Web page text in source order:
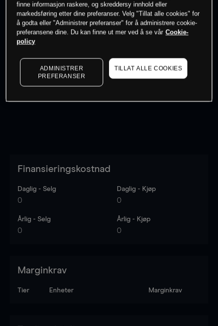
Søk om konto
Log in
Finansieringskostnad
Daglig - Selg
0
Daglig - Kjøp
0
Årlig - Selg
0
Årlig - Kjøp
0
Marginkrav
Tier Enheter Marginkrav
finne informasjon raskere, og skreddersy innhold eller
markedsføring etter dine preferanser. Velg "Tillat alle cookies" for
å godta eller "Administrer preferanser" for å administrere cookie-
preferansene dine. Du kan finne ut mer ved å se vår Cookie-
policy
ADMINISTRER
PREFERANSER
TILLAT ALLE COOKIES